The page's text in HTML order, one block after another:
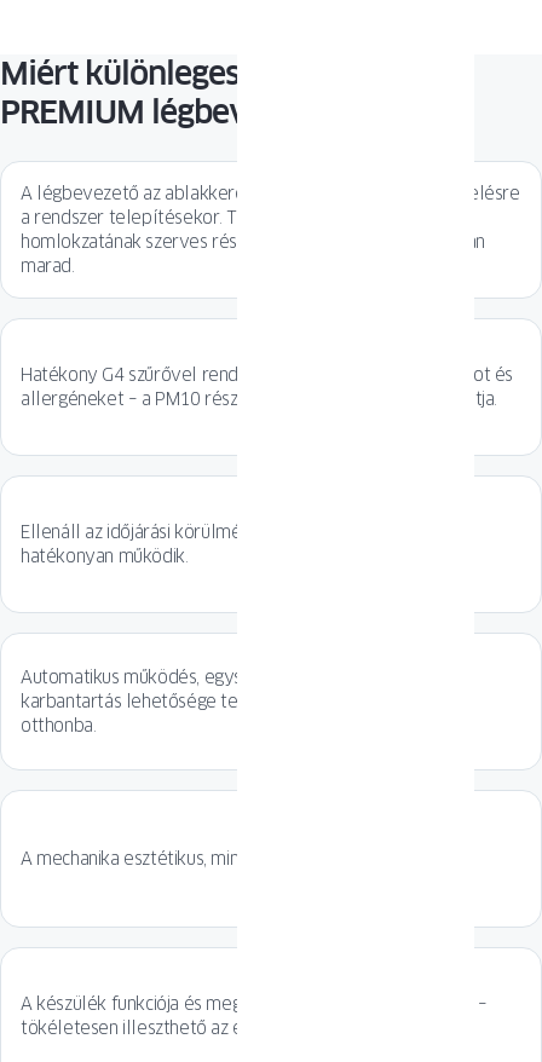
Miért különleges az URBINO
PREMIUM légbevezető?
A légbevezető az ablakkeret felső részére kerül felszerelésre
a rendszer telepítésekor. Teljes beépítés után az épület
homlokzatának szerves részévé válik, és szinte láthatatlan
marad.
Hatékony G4 szűrővel rendelkezik, amely kiszűri a szmogot és
allergéneket – a PM10 részecskék akár 98%-át is eltávolítja.
Ellenáll az időjárási körülményeknek – akár -20 °C-on is
hatékonyan működik.
Automatikus működés, egyszerű kezelés és saját kezű
karbantartás lehetősége teszi ideális választássá minden
otthonba.
A mechanika esztétikus, minimalista formába van zárva.
A készülék funkciója és megjelenése személyre szabható –
tökéletesen illeszthető az egyéni stílushoz.